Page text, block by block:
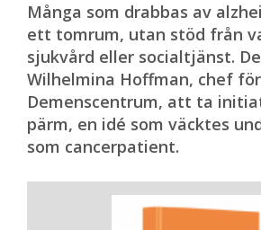
Många som drabbas av
ett tomrum, utan stöd från
sjukvård eller socialtjänst.
Wilhelmina Hoffman, chef
Demenscentrum, att ta
pärm, en idé som väcktes
som cancerpatient.